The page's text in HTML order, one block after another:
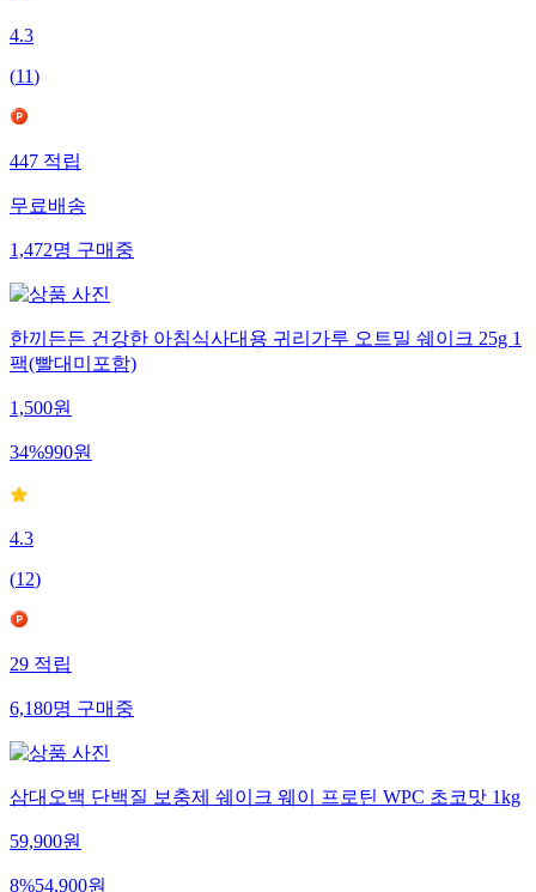
4.3
(11)
447적립
무료배송
1,472명구매중
한끼든든 건강한 아침식사대용 귀리가루 오트밀 쉐이크 25g 1
팩(빨대미포함)
1,500원
34%990원
4.3
(12)
29적립
6,180명구매중
삼대오백 단백질 보충제 쉐이크 웨이 프로틴 WPC 초코맛 1kg
59,900원